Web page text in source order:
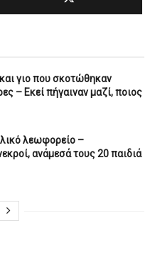
γιο που σκοτώθηκαν
– Εκεί πήγαιναν μαζί, ποιος
λεωφορείο –
ανάμεσά τους 20 παιδιά